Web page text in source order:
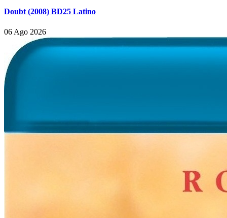
Doubt (2008) BD25 Latino
06 Ago 2026